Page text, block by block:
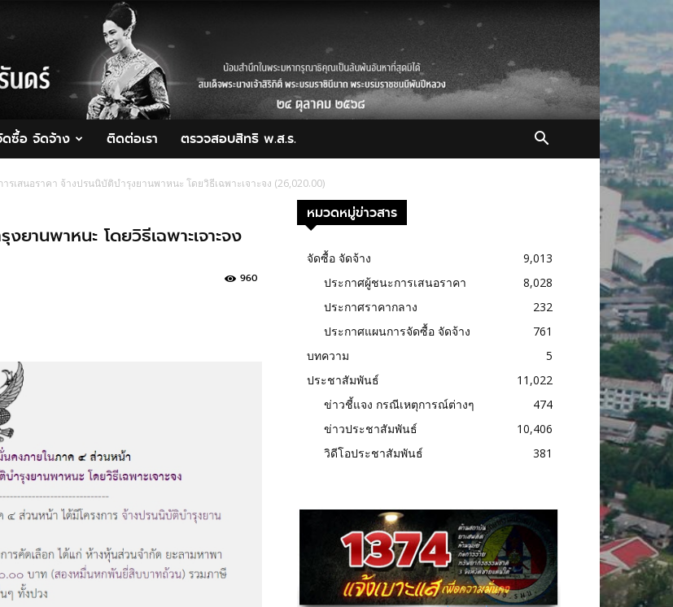
ซื้อ จัดจ้าง ติดต่อเรา ตรวจสอบสิทธิ พ.ส.ร.
รเสนอราคา จ้างปรนนิบัติบำรุงยานพาหนะ โดยวิธีเฉพาะเจาะจง (26,020.00)
ยานพาหนะ โดยวิธีเฉพาะเจาะจง
960
หมวดหมู่ข่าวสาร
จัดซื้อ จัดจ้าง
9,013
ประกาศผู้ชนะการเสนอราคา
8,028
ประกาศราคากลาง
232
ประกาศแผนการจัดซื้อ จัดจ้าง
761
บทความ
5
ประชาสัมพันธ์
11,022
ข่าวชี้แจง กรณีเหตุการณ์ต่างๆ
474
ข่าวประชาสัมพันธ์
10,406
วิดีโอประชาสัมพันธ์
381